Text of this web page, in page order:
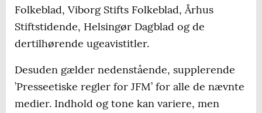
Folkeblad, Viborg Stifts Folkeblad, Århus
Stiftstidende, Helsingør Dagblad og de
dertilhørende ugeavistitler.
Desuden gælder nedenstående, supplerende
’Presseetiske regler for JFM’ for alle de nævnte
medier. Indhold og tone kan variere, men